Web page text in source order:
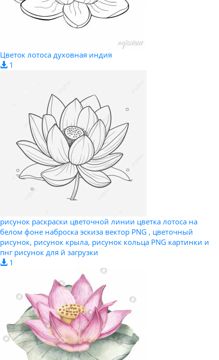
Цветок лотоса духовная индия
1
рисунок раскраски цветочной линии цветка лотоса на
белом фоне наброска эскиза вектор PNG , цветочный
рисунок, рисунок крыла, рисунок кольца PNG картинки и
пнг рисунок для й загрузки
1